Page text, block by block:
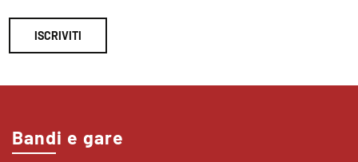
ISCRIVITI
Bandi e gare